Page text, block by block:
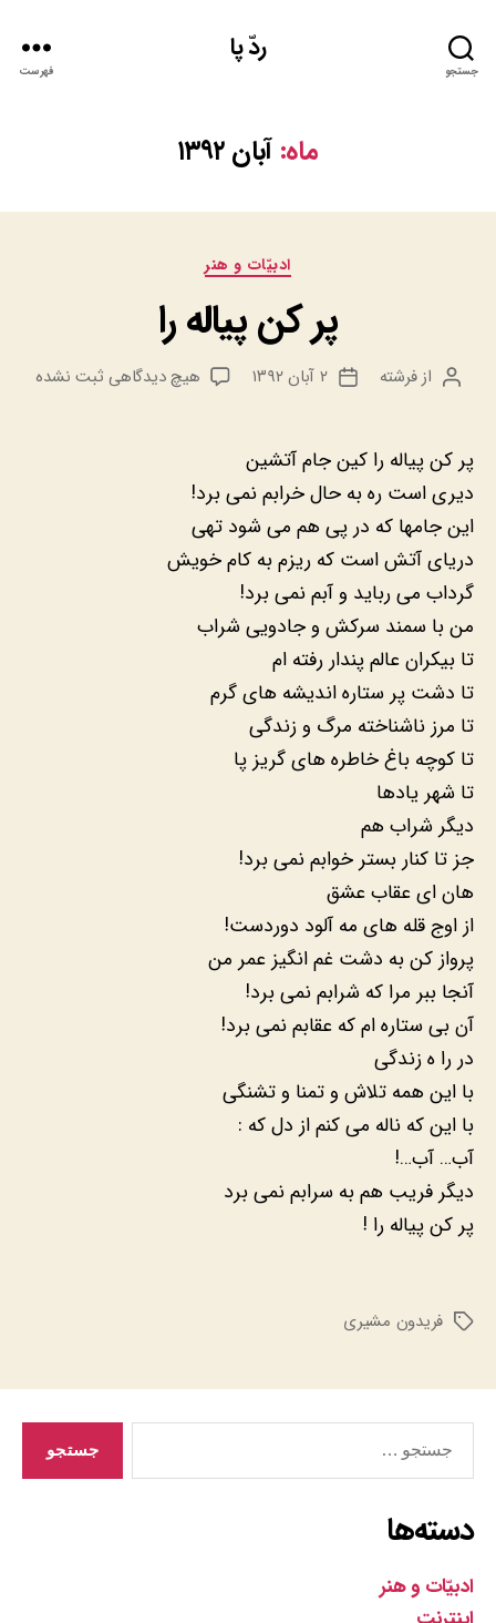
جستجو
ردّ پا
فهرست
ماه: آبان ۱۳۹۲
دسته‌ها
ادبيّات و هنر
پر کن پیاله را
نویسنده
ازفرشته
تاریخ
۲ آبان ۱۳۹۲ هیچ دیدگاهی برای
ثبت نشده
پر کن پیاله را کین جام آتشین
دیری است ره به حال خرابم نمی برد!
این جامها که در پی هم می شود تهی
دریای آتش است که ریزم به کام خویش
گرداب می رباید و آبم نمی برد!
من با سمند سرکش و جادویی شراب
تا بیکران عالم پندار رفته ام
تا دشت پر ستاره اندیشه های گرم
تا مرز ناشناخته مرگ و زندگی
تا کوچه باغ خاطره های گریز پا
تا شهر یادها
دیگر شراب هم
جز تا کنار بستر خوابم نمی برد!
هان ای عقاب عشق
از اوج قله های مه آلود دوردست!
پرواز کن به دشت غم انگیز عمر من
آنجا ببر مرا که شرابم نمی برد!
آن بی ستاره ام که عقابم نمی برد!
در را ه زندگی
با این همه تلاش و تمنا و تشنگی
با این که ناله می کنم از دل که :
آب… آب…!
دیگر فریب هم به سرابم نمی برد
پر کن پیاله را !
برچسب‌هافریدون مشیری
دسته‌ها
ادبیّات و هنر